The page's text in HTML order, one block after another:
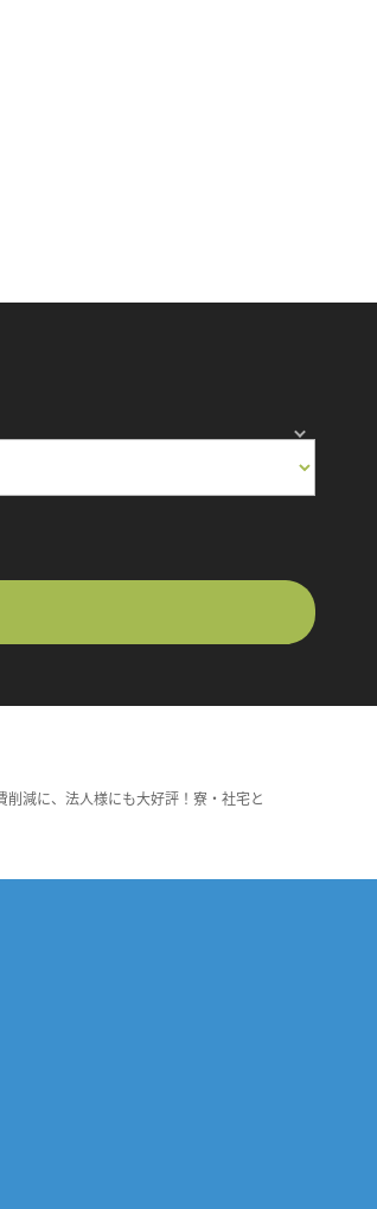
減に、法人様にも大好評！寮・社宅と